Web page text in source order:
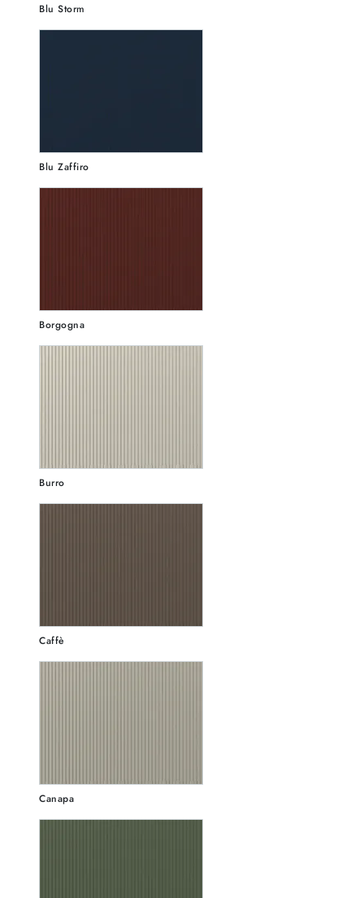
Blu Storm
Blu Zaffiro
Borgogna
Burro
Caffè
Canapa